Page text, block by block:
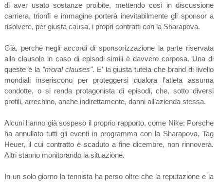
di aver usato sostanze proibite, mettendo così in discussione
carriera, trionfi e immagine porterà inevitabilmente gli sponsor a
risolvere, per giusta causa, i propri contratti con la Sharapova.
Già, perché negli accordi di sponsorizzazione la parte riservata
alla clausole in caso di episodi simili è davvero corposa. Una di
queste è la "moral clauses". E' la giusta tutela che brand di livello
mondiali inseriscono per proteggersi qualora l’atleta assuma
condotte, o si renda protagonista di episodi, che, sotto diversi
profili, arrechino, anche indirettamente, danni all’azienda stessa.
Alcuni hanno già sospeso il proprio rapporto, come Nike; Porsche
ha annullato tutti gli eventi in programma con la Sharapova, Tag
Heuer, il cui contratto è scaduto a fine dicembre, non rinnoverà.
Altri stanno monitorando la situazione.
In un solo giorno la tennista ha perso oltre che la reputazione e la